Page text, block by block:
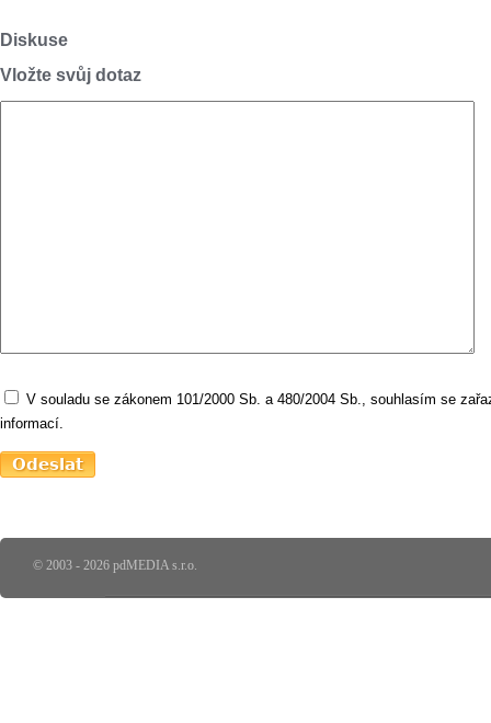
Diskuse
Vložte svůj dotaz
V souladu se zákonem 101/2000 Sb. a 480/2004 Sb., souhlasím se
informací.
© 2003 - 2026 pdMEDIA s.r.o.